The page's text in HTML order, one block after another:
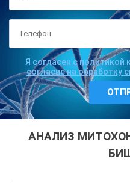
Я согласен с
согласие на обработку
АНАЛИЗ